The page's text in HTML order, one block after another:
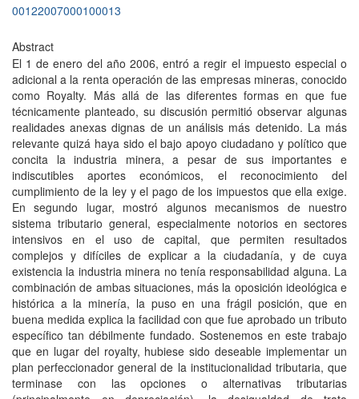
00122007000100013
Abstract
El 1 de enero del año 2006, entró a regir el impuesto especial o
adicional a la renta operación de las empresas mineras, conocido
como Royalty. Más allá de las diferentes formas en que fue
técnicamente planteado, su discusión permitió observar algunas
realidades anexas dignas de un análisis más detenido. La más
relevante quizá haya sido el bajo apoyo ciudadano y político que
concita la industria minera, a pesar de sus importantes e
indiscutibles aportes económicos, el reconocimiento del
cumplimiento de la ley y el pago de los impuestos que ella exige.
En segundo lugar, mostró algunos mecanismos de nuestro
sistema tributario general, especialmente notorios en sectores
intensivos en el uso de capital, que permiten resultados
complejos y difíciles de explicar a la ciudadanía, y de cuya
existencia la industria minera no tenía responsabilidad alguna. La
combinación de ambas situaciones, más la oposición ideológica e
histórica a la minería, la puso en una frágil posición, que en
buena medida explica la facilidad con que fue aprobado un tributo
específico tan débilmente fundado. Sostenemos en este trabajo
que en lugar del royalty, hubiese sido deseable implementar un
plan perfeccionador general de la institucionalidad tributaria, que
terminase con las opciones o alternativas tributarias